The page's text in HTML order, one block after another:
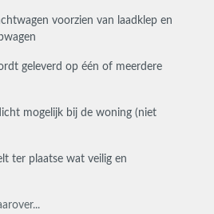
voorzien van laadklep en
geleverd op één of meerdere
mogelijk bij de woning (niet
ter plaatse wat veilig en